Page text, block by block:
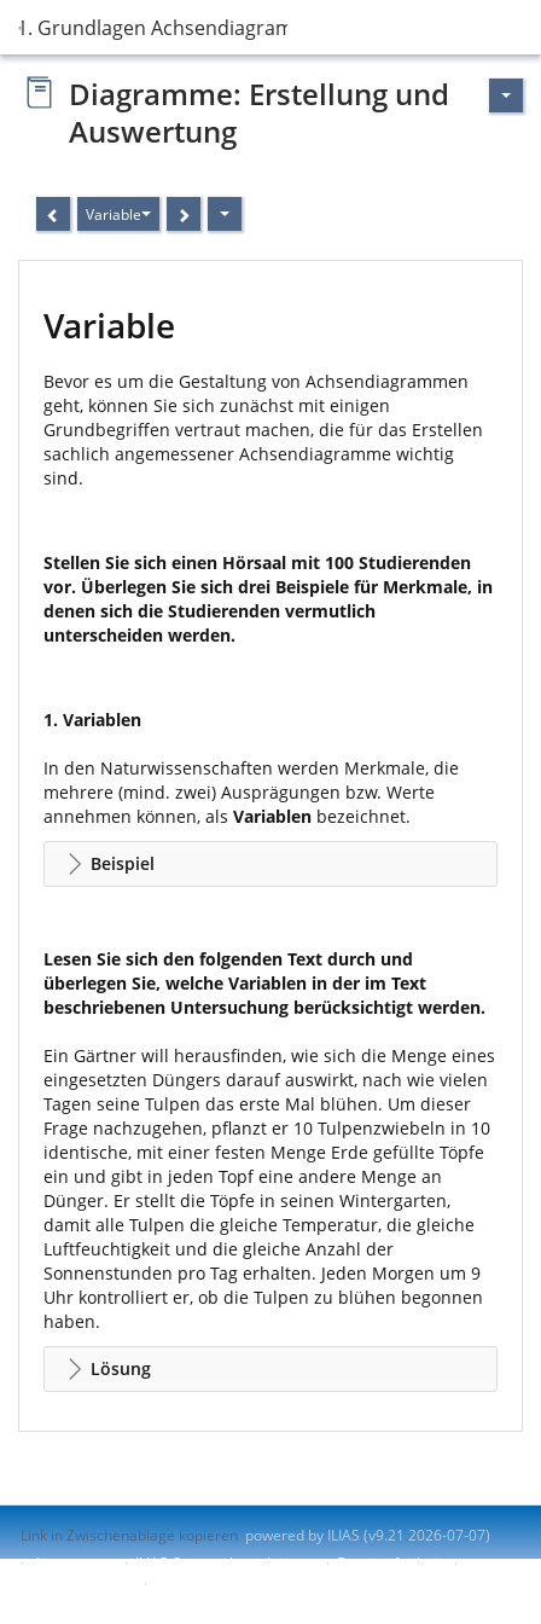
1. Grundlagen Achsendiagramme
Diagramme: Erstellung und
Auswertung
Variable
Variable
Bevor es um die Gestaltung von Achsendiagrammen
geht, können Sie sich zunächst mit einigen
Grundbegriffen vertraut machen, die für das Erstellen
sachlich angemessener Achsendiagramme wichtig
sind.
Stellen Sie sich einen Hörsaal mit 100 Studierenden
vor. Überlegen Sie sich drei Beispiele für Merkmale, in
denen sich die Studierenden vermutlich
unterscheiden werden.
1. Variablen
In den Naturwissenschaften werden Merkmale, die
mehrere (mind. zwei) Ausprägungen bzw. Werte
annehmen können, als Variablen bezeichnet.
Beispiel
Lesen Sie sich den folgenden Text durch und
überlegen Sie, welche Variablen in der im Text
beschriebenen Untersuchung berücksichtigt werden.
Ein Gärtner will herausfinden, wie sich die Menge eines
eingesetzten Düngers darauf auswirkt, nach wie vielen
Tagen seine Tulpen das erste Mal blühen. Um dieser
Frage nachzugehen, pflanzt er 10 Tulpenzwiebeln in 10
identische, mit einer festen Menge Erde gefüllte Töpfe
ein und gibt in jeden Topf eine andere Menge an
Dünger. Er stellt die Töpfe in seinen Wintergarten,
damit alle Tulpen die gleiche Temperatur, die gleiche
Luftfeuchtigkeit und die gleiche Anzahl der
Sonnenstunden pro Tag erhalten. Jeden Morgen um 9
Uhr kontrolliert er, ob die Tulpen zu blühen begonnen
haben.
Lösung
Link in Zwischenablage kopieren powered by ILIAS (v9.21 2026-07-07)
Impressum
ILIAS-Support kontaktieren
Barrierefreiheit